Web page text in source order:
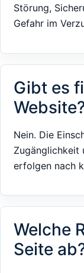
Störung,
Gefahr im
Gibt es
Nein. Die
Zugänglichkeit
erfolgen nach
Welche
Seite